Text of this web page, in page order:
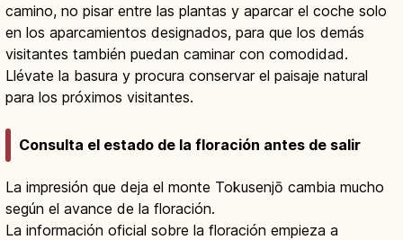
camino, no pisar entre las plantas y aparcar el coche solo
en los aparcamientos designados, para que los demás
visitantes también puedan caminar con comodidad.
Llévate la basura y procura conservar el paisaje natural
para los próximos visitantes.
Consulta el estado de la floración antes de salir
La impresión que deja el monte Tokusenjō cambia mucho
según el avance de la floración.
La información oficial sobre la floración empieza a